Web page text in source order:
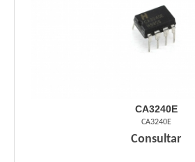
CA3240E
CA3240E
Consultar